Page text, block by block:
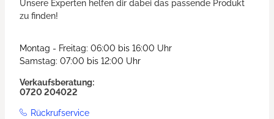
Unsere Experten helfen dir dabei das passende Produkt
zu finden!
Montag - Freitag: 06:00 bis 16:00 Uhr
Samstag: 07:00 bis 12:00 Uhr
Verkaufsberatung:
0720 204022
Rückrufservice